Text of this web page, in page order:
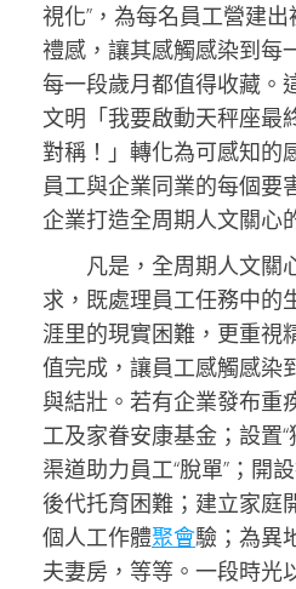
視化”，為每名員工營建
禮感，讓其感觸感染到每
每一段歲月都值得收藏。
文明「我要啟動天秤座最
對稱！」轉化為可感知的
員工與企業同業的每個要
企業打造全周期人文關心
凡是，全周期人文關
求，既處理員工任務中的
涯里的現實困難，更重視
值完成，讓員工感觸感染
與結壯。若有企業發布重
工及家眷安康基金；設置
渠道助力員工“脫單”；開
後代托育困難；建立家庭
個人工作體聚會驗；為異
夫妻房，等等。一段時光